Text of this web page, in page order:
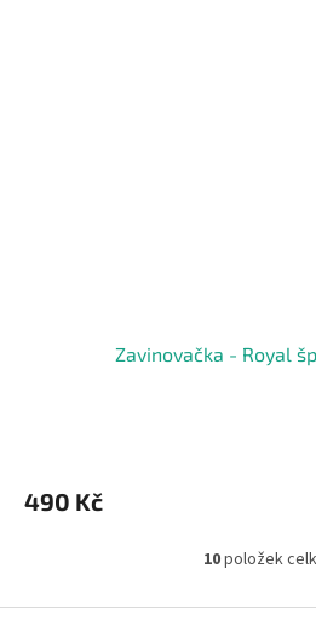
Zavinovačka - Royal
490 Kč
O
l
10položek